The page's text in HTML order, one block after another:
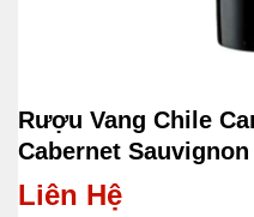
Rượu Vang Chile
Cabernet Sauvignon
Liên Hệ